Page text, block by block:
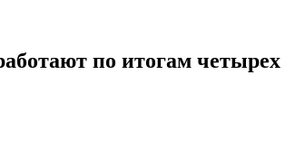
по итогам